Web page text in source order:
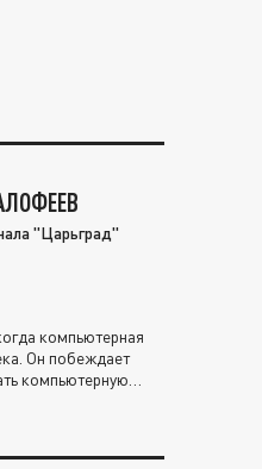
"Царьград"
компьютерная
Он побеждает
компьютерную